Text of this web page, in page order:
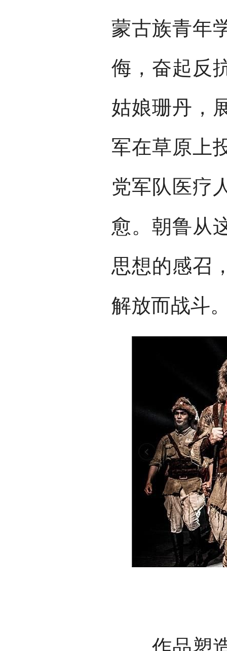
蒙古族青年
侮，奋起反
姑娘珊丹，
军在草原上
党军队医疗
愈。朝鲁从
思想的感召
解放而战斗
作品塑造